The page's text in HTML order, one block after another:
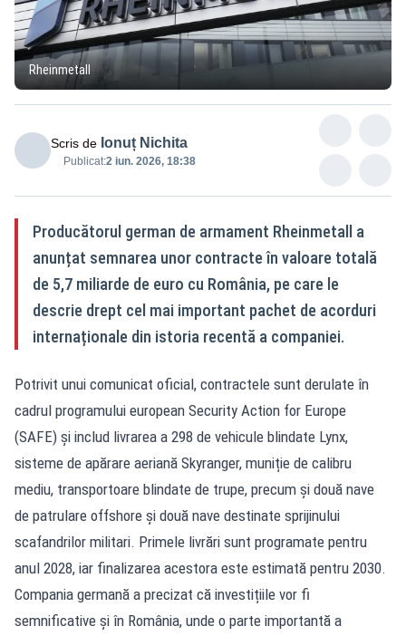
Rheinmetall
Scris de Ionuț Nichita
Publicat:2 iun. 2026, 18:38
Producătorul german de armament Rheinmetall a
anunțat semnarea unor contracte în valoare totală
de 5,7 miliarde de euro cu România, pe care le
descrie drept cel mai important pachet de acorduri
internaționale din istoria recentă a companiei.
Potrivit unui comunicat oficial, contractele sunt derulate în
cadrul programului european Security Action for Europe
(SAFE) și includ livrarea a 298 de vehicule blindate Lynx,
sisteme de apărare aeriană Skyranger, muniție de calibru
mediu, transportoare blindate de trupe, precum și două nave
de patrulare offshore și două nave destinate sprijinului
scafandrilor militari. Primele livrări sunt programate pentru
anul 2028, iar finalizarea acestora este estimată pentru 2030.
Compania germană a precizat că investițiile vor fi
semnificative și în România, unde o parte importantă a